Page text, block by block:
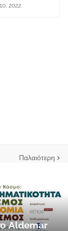
2022
Παλαιότερη
Aldemar